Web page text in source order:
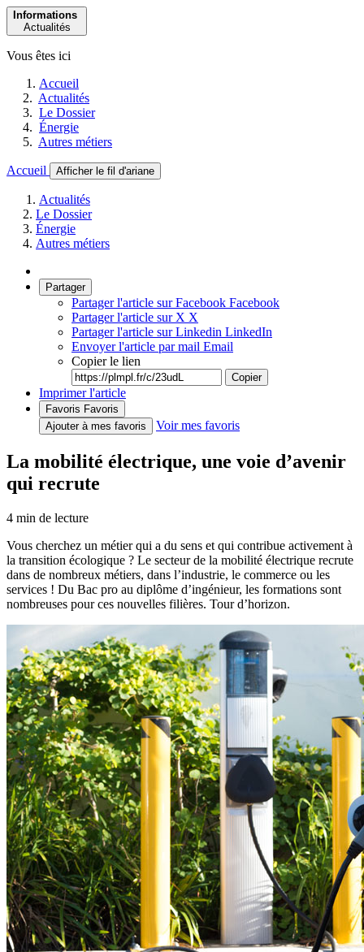
Informations
Actualités
Vous êtes ici
Accueil
Actualités
Le Dossier
Énergie
Autres métiers
Accueil Afficher le fil d'ariane
Actualités
Le Dossier
Énergie
Autres métiers
Partager
Partager l'article sur Facebook Facebook
Partager l'article sur X X
Partager l'article sur Linkedin LinkedIn
Envoyer l'article par mail Email
Copier le lien
Copier
Imprimer l'article
Favoris Favoris
Ajouter à mes favoris
Voir mes favoris
La mobilité électrique, une voie d’avenir
qui recrute
4 min de lecture
Vous cherchez un métier qui a du sens et qui contribue activement à
la transition écologique ? Le secteur de la mobilité électrique recrute
dans de nombreux métiers, dans l’industrie, le commerce ou les
services ! Du Bac pro au diplôme d’ingénieur, les formations sont
nombreuses pour ces nouvelles filières. Tour d’horizon.